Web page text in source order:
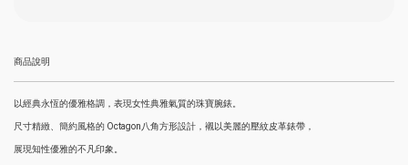
商品說明
以經典永恆的優雅格調，表現女性典雅氣質的珠寶腕錶。
尺寸精緻、簡約風格的 Octagon八角方形設計，襯以美麗的壓紋皮革錶帶，
展現知性優雅的不凡印象。